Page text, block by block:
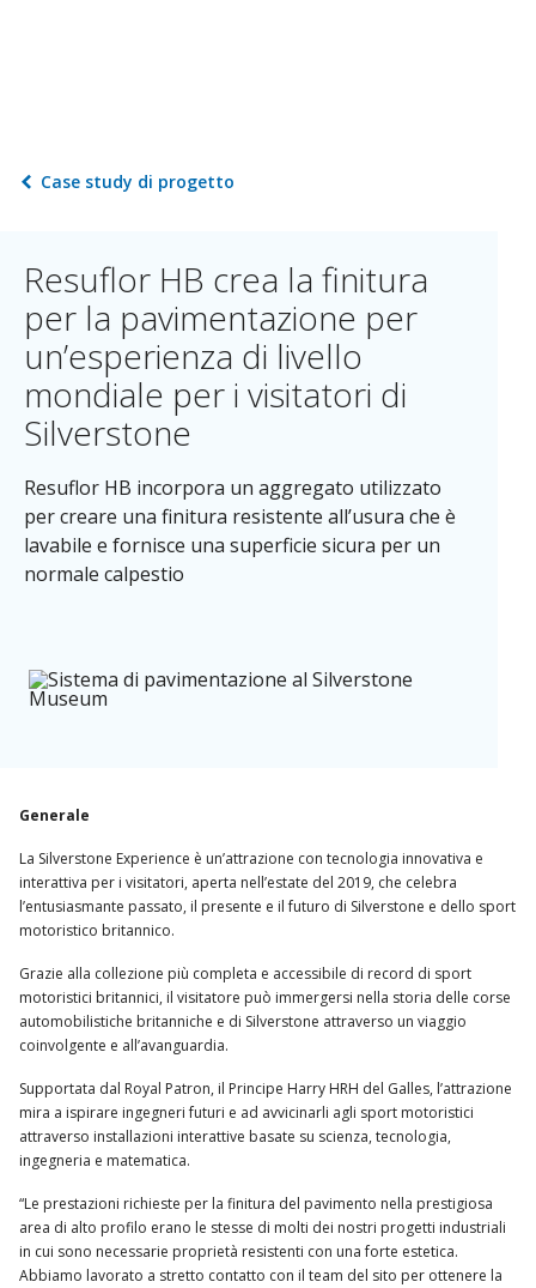
Case study di progetto
Resuflor HB crea la finitura
per la pavimentazione per
un’esperienza di livello
mondiale per i visitatori di
Silverstone
Resuflor HB incorpora un aggregato utilizzato
per creare una finitura resistente all’usura che è
lavabile e fornisce una superficie sicura per un
normale calpestio
Generale
La Silverstone Experience è un’attrazione con tecnologia innovativa e
interattiva per i visitatori, aperta nell’estate del 2019, che celebra
l’entusiasmante passato, il presente e il futuro di Silverstone e dello sport
motoristico britannico.
Grazie alla collezione più completa e accessibile di record di sport
motoristici britannici, il visitatore può immergersi nella storia delle corse
automobilistiche britanniche e di Silverstone attraverso un viaggio
coinvolgente e all’avanguardia.
Supportata dal Royal Patron, il Principe Harry HRH del Galles, l’attrazione
mira a ispirare ingegneri futuri e ad avvicinarli agli sport motoristici
attraverso installazioni interattive basate su scienza, tecnologia,
ingegneria e matematica.
“Le prestazioni richieste per la finitura del pavimento nella prestigiosa
area di alto profilo erano le stesse di molti dei nostri progetti industriali
in cui sono necessarie proprietà resistenti con una forte estetica.
Abbiamo lavorato a stretto contatto con il team del sito per ottenere la